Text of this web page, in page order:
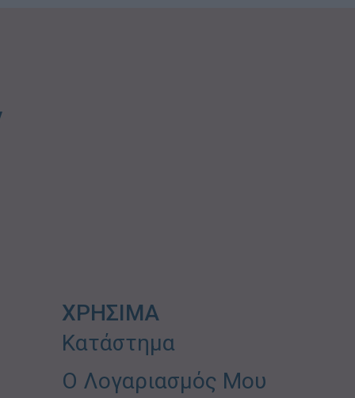
ΧΡΗΣΙΜΑ
Κατάστημα
Ο Λογαριασμός Μου